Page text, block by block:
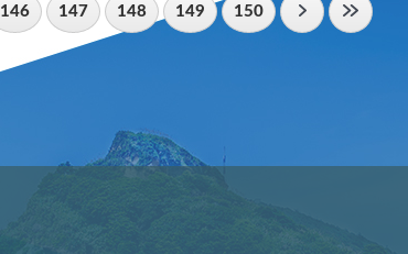
146 147 148 149 150